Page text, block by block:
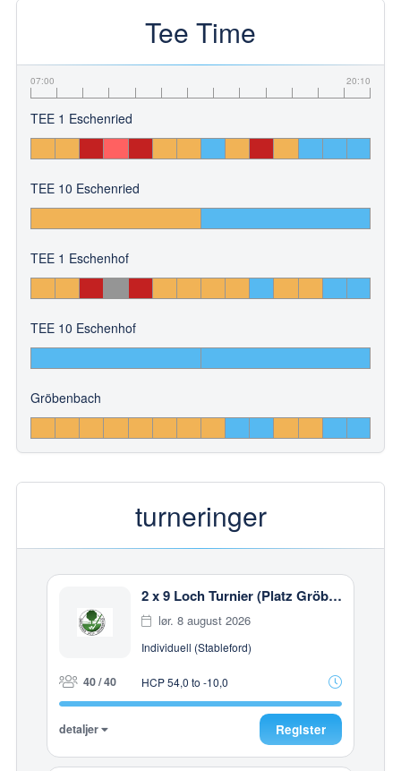
Tee Time
07:00 20:10
TEE 1 Eschenried
TEE 10 Eschenried
TEE 1 Eschenhof
TEE 10 Eschenhof
Gröbenbach
turneringer
2 x 9 Loch Turnier (Platz Gröbenbach)
lør. 8 august 2026
Individuell (Stableford)
40 / 40 HCP 54,0 to -10,0
detaljer Register